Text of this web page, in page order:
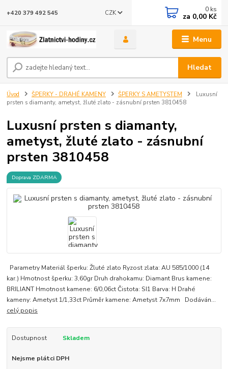
Menu
CZK
Hledat
+420 379 492 545 0 ks
za 0,00 Kč
Úvod ŠPERKY - DRAHÉ KAMENY ŠPERKY S AMETYSTEM
Luxusní
prsten s diamanty, ametyst, žluté zlato - zásnubní prsten 3810458
Luxusní prsten s diamanty,
ametyst, žluté zlato - zásnubní
prsten 3810458
Doprava ZDARMA
Parametry Materiál šperku: Žluté zlato Ryzost zlata: AU 585/1000 (14
kar.) Hmotnost šperku: 3,60gr Druh drahokamu: Diamant Brus kamene:
BRILIANT Hmotnost kamene: 6/0,06ct Čistota: SI1 Barva: H Drahé
kameny: Ametyst 1/1,33ct Průměr kamene: Ametyst 7x7mm Dodáván...
celý popis
Dostupnost Skladem
Nejsme plátci DPH